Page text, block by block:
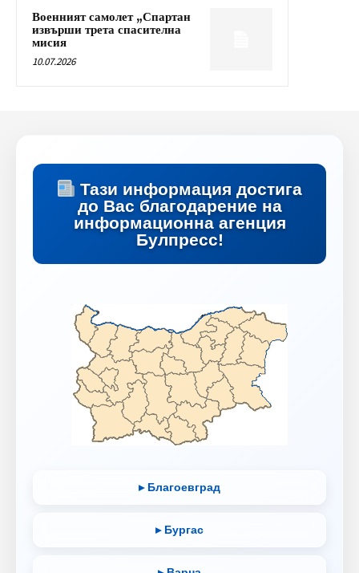
Военният самолет „Спартан
извърши трета спасителна
мисия
10.07.2026
Тази информация достига
до Вас благодарение на
информационна агенция
Булпресс!
▸ Благоевград
▸ Бургас